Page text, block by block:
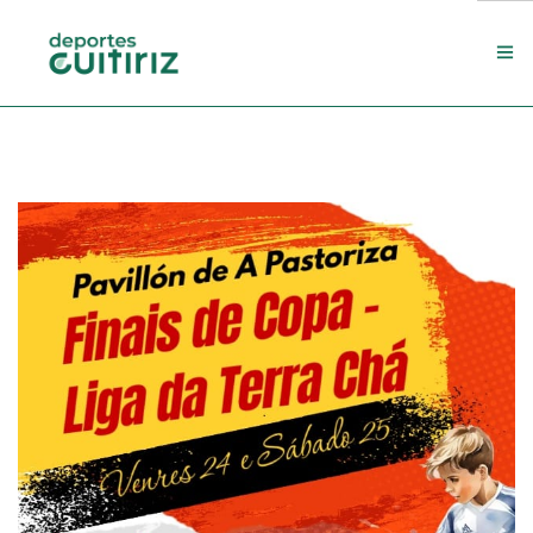
Actualidade
Contacto
Concello
Search Site